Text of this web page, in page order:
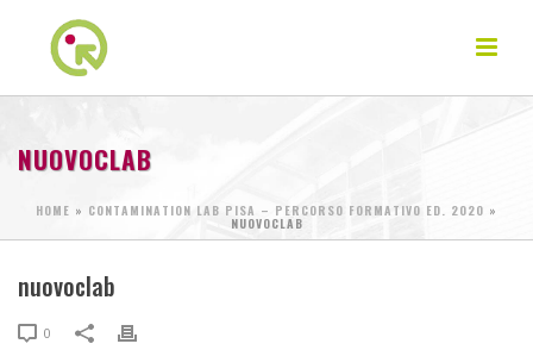
NUOVOCLAB
HOME » CONTAMINATION LAB PISA – PERCORSO FORMATIVO ED. 2020 »
NUOVOCLAB
nuovoclab
0